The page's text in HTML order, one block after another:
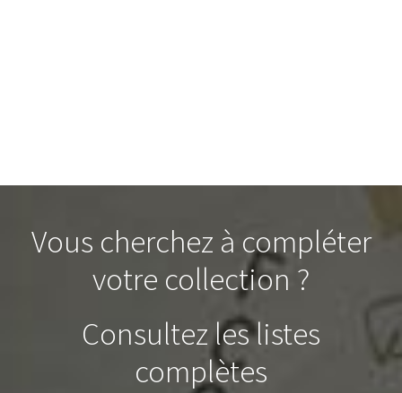
Vous cherchez à compléter
votre collection ?
Consultez les listes
complètes